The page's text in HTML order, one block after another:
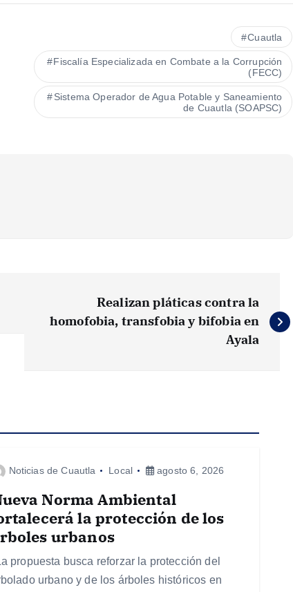
Cuautla
Fiscalía Especializada en Combate a la Corrupción
(FECC)
Sistema Operador de Agua Potable y Saneamiento
de Cuautla (SOAPSC)
Realizan pláticas contra la
homofobia, transfobia y bifobia en
Ayala
Noticias de Cuautla Local agosto 6, 2026
Norma Ambiental
la protección de los
urbanos
propuesta busca reforzar la protección del
urbano y de los árboles históricos en